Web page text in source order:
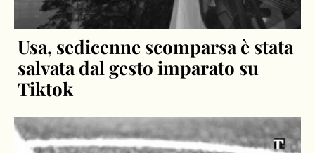
Usa, sedicenne scomparsa è stata
salvata dal gesto imparato su
Tiktok